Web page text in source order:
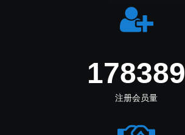
212694
注册会员量